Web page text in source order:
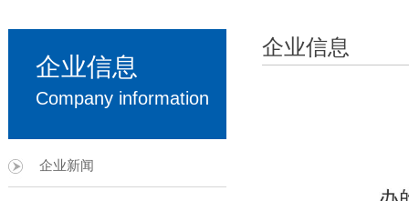
企业信息
Company information
企业新闻
企业信息